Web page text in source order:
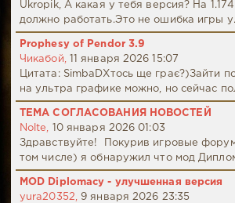
Ukropik, А какая у тебя версия? На
должно работать.Это не ошибка игры
Prophesy of Pendor 3.9
Чикабой,
11 января 2026 15:07
Цитата: SimbaDХтось ще грає?)Зайти
на ультра графике можно, но сейчас
ТЕМА СОГЛАСОВАНИЯ НОВОСТЕЙ
Nolte,
10 января 2026 01:03
Здравствуйте! Покурив игровые
том числе) я обнаружил что мод
MOD Diplomacy - улучшенная версия
yura20352, 9 января 2026 23:35